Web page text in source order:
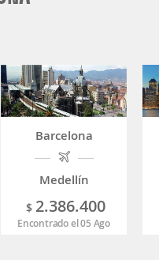
Barcelona
Medellín
$ 2.386.400
Encontrado el 05 Ago